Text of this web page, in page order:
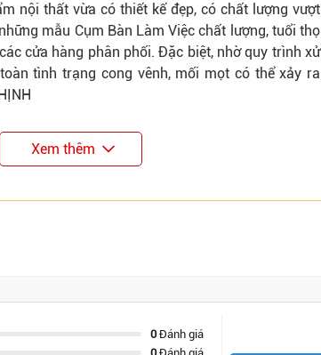
nội thất vừa có thiết kế đẹp, có chất lượng vượt
mẫu Cụm Bàn Làm Việcchất lượng, tuổi thọ
cửa hàng phân phối. Đặc biệt, nhờ quy trình xử
tình trạng cong vênh, mối mọt có thể xảy ra
Xem thêm
0Đánh giá